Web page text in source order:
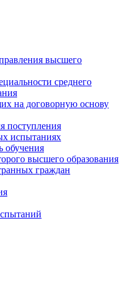
высшего
среднего
на договорную основу
поступления
испытаниях
обучения
высшего образования
граждан